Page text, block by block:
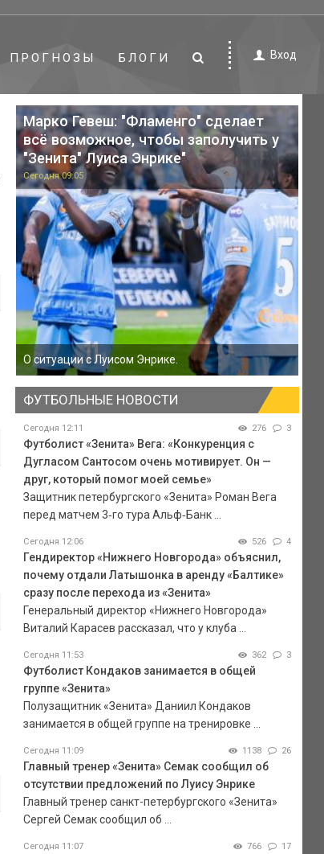
ПРОГНОЗЫ БЛОГИ Вход
Марко Гевеш: "Фламенго" сделает
всё возможное, чтобы заполучить у
"Зенита" Луиса Энрике"
Сегодня 09:05
О ситуации с Луисом Энрике.
ФУТБОЛЬНЫЕ НОВОСТИ
Сегодня 12:11 276 3
Футболист «Зенита» Вега: «Конкуренция с
Дугласом Сантосом очень мотивирует. Он —
друг, который помог моей семье»
Защитник петербургского «Зенита» Роман Вега
перед матчем 3‑го тура Альф‑Банк ...
Сегодня 12:06 526 4
Гендиректор «Нижнего Новгорода» объяснил,
почему отдали Латышонка в аренду «Балтике»
сразу после перехода из «Зенита»
Генеральный директор «Нижнего Новгорода»
Виталий Карасев рассказал, что у клуба ...
Сегодня 11:53 362 3
Футболист Кондаков занимается в общей
группе «Зенита»
Полузащитник «Зенита» Даниил Кондаков
занимается в общей группе на тренировке ...
Сегодня 11:09 1138 26
Главный тренер «Зенита» Семак сообщил об
отсутствии предложений по Луису Энрике
Главный тренер санкт-петербургского «Зенита»
Сергей Семак сообщил об ...
Сегодня 11:07 766 17